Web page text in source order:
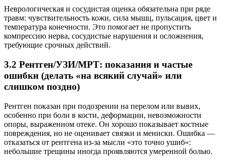
Неврологическая и сосудистая оценка обязательна при ряде
травм: чувствительность кожи, сила мышц, пульсация, цвет и
температура конечности. Это помогает не пропустить
компрессию нерва, сосудистые нарушения и осложнения,
требующие срочных действий.
3.2 Рентген/УЗИ/МРТ: показания и частые
ошибки (делать «на всякий случай» или
слишком поздно)
Рентген показан при подозрении на перелом или вывих,
особенно при боли в кости, деформации, невозможности
опоры, выраженном отеке. Он хорошо показывает костные
повреждения, но не оценивает связки и мениски. Ошибка —
отказаться от рентгена из-за мысли «это точно ушиб»:
небольшие трещины иногда проявляются умеренной болью.